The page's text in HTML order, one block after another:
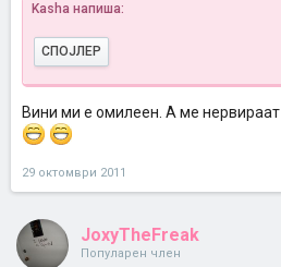
Kasha напиша:
СПОЈЛЕР
Кликни за
Вини ми е омилеен. А ме
29 октомври 2011
JoxyTheFreak
Популарен член